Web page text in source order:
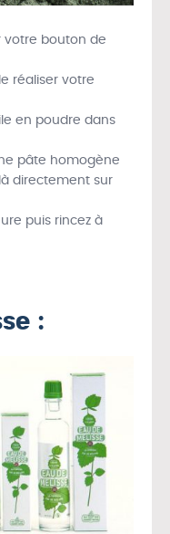
votre bouton de
réaliser votre
en poudre dans
pâte homogène
directement sur
puis rincez à
: